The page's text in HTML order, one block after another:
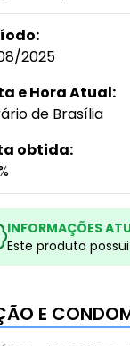
2025
e Hora Atual:
de Brasília
obtida:
INFORMAÇÕES
Este produto
E